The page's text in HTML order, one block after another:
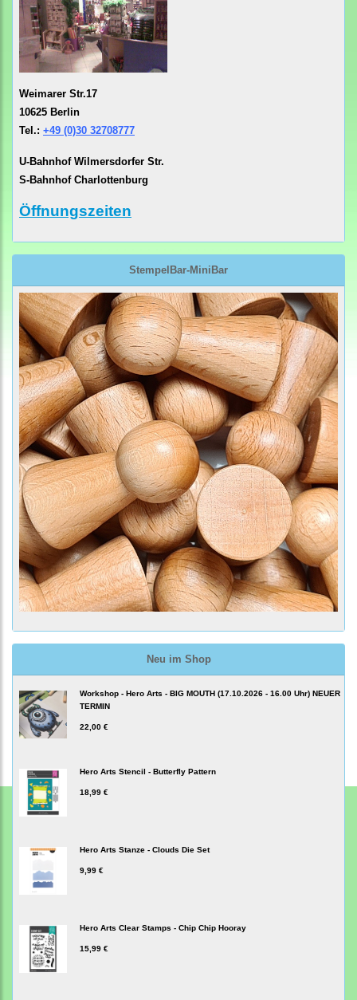
Weimarer Str.17
10625 Berlin
Tel.: +49 (0)30 32708777
U-Bahnhof Wilmersdorfer Str.
S-Bahnhof Charlottenburg
Öffnungszeiten
StempelBar-MiniBar
Neu im Shop
Workshop - Hero Arts - BIG MOUTH (17.10.2026 - 16.00 Uhr) NEUER
TERMIN
22,00 €
Hero Arts Stencil - Butterfly Pattern
18,99 €
Hero Arts Stanze - Clouds Die Set
9,99 €
Hero Arts Clear Stamps - Chip Chip Hooray
15,99 €